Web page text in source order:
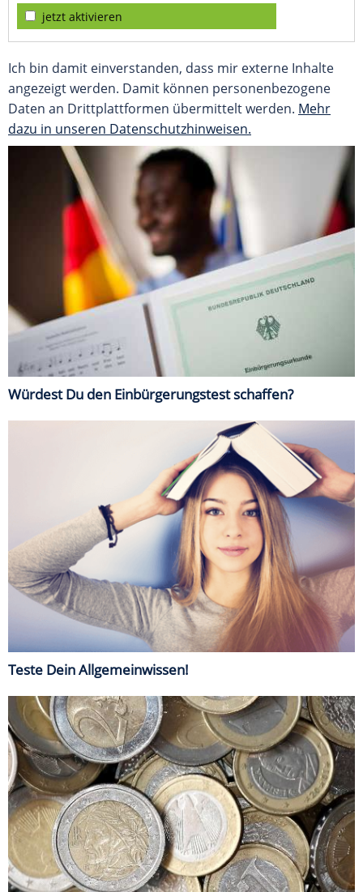
jetzt aktivieren
Ich bin damit einverstanden, dass mir externe Inhalte
angezeigt werden. Damit können personenbezogene
Daten an Drittplattformen übermittelt werden. Mehr
dazu in unseren Datenschutzhinweisen.
Würdest Du den Einbürgerungstest schaffen?
Teste Dein Allgemeinwissen!